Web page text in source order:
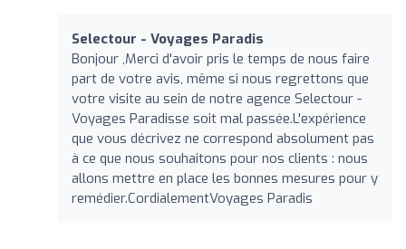
Selectour - Voyages Paradis
Bonjour ,Merci d'avoir pris le temps de nous faire
part de votre avis, même si nous regrettons que
votre visite au sein de notre agence Selectour -
Voyages Paradisse soit mal passée.L'expérience
que vous décrivez ne correspond absolument pas
à ce que nous souhaitons pour nos clients : nous
allons mettre en place les bonnes mesures pour y
remédier.CordialementVoyages Paradis